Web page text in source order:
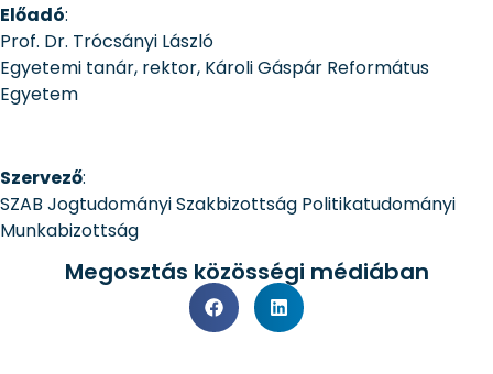
Előadó:
Prof. Dr. Trócsányi László
Egyetemi tanár, rektor, Károli Gáspár Református
Egyetem
Szervező:
SZAB Jogtudományi Szakbizottság Politikatudományi
Munkabizottság
Megosztás közösségi médiában